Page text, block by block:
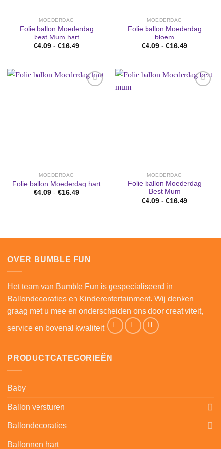
MOEDERDAG
Folie ballon Moederdag
best Mum hart
€4.09 - €16.49Prijsklasse:
MOEDERDAG
Folie ballon Moederdag
bloem
€4.09 - €16.49
MOEDERDAG
Folie ballon Moederdag hart
€4.09 - €16.49Prijsklasse:
MOEDERDAG
Folie ballon Moederdag
Best Mum
€4.09 - €16.49
OVER BUMBLE FUN
Het team van Bumble Fun is gespecialiseerd in
Ballondecoraties en Kinderentertainment. Wij denken
graag met u mee en onderscheiden ons door creativiteit,
service en bovenal kwaliteit
PRODUCTCATEGORIEËN
Baby
Ballon versturen
Ballondecoraties
Ballonnen hart